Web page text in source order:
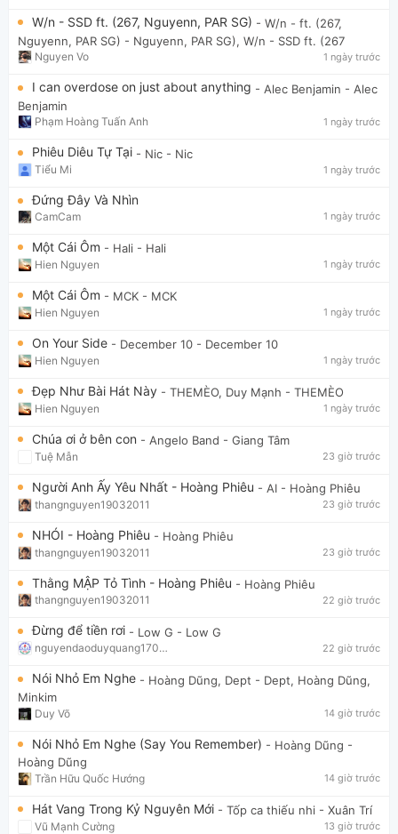
W/n - SSD ft. (267, Nguyenn, PAR SG) - W/n - ft. (267,
Nguyenn, PAR SG) - Nguyenn, PAR SG), W/n - SSD ft. (267
Nguyen Vo 1 ngày trước
I can overdose on just about anything - Alec Benjamin - Alec
Benjamin
Phạm Hoàng Tuấn Anh 1 ngày trước
Phiêu Diêu Tự Tại - Nic - Nic
Tiểu Mi 1 ngày trước
Đứng Đây Và Nhìn
CamCam 1 ngày trước
Một Cái Ôm - Hali - Hali
Hien Nguyen 1 ngày trước
Một Cái Ôm - MCK - MCK
Hien Nguyen 1 ngày trước
On Your Side - December 10 - December 10
Hien Nguyen 1 ngày trước
Đẹp Như Bài Hát Này - THEMÈO, Duy Mạnh - THEMÈO
Hien Nguyen 1 ngày trước
Chúa ơi ở bên con - Angelo Band - Giang Tâm
Tuệ Mẫn 23 giờ trước
Người Anh Ấy Yêu Nhất - Hoàng Phiêu - AI - Hoàng Phiêu
thangnguyen19032011 23 giờ trước
NHÓI - Hoàng Phiêu - Hoàng Phiêu
thangnguyen19032011 23 giờ trước
Thằng MẬP Tỏ Tình - Hoàng Phiêu - Hoàng Phiêu
thangnguyen19032011 22 giờ trước
Đừng để tiền rơi - Low G - Low G
nguyendaoduyquang17021 22 giờ trước
Nói Nhỏ Em Nghe - Hoàng Dũng, Dept - Dept, Hoàng Dũng,
Minkim
Duy Võ 14 giờ trước
Nói Nhỏ Em Nghe (Say You Remember) - Hoàng Dũng -
Hoàng Dũng
Trần Hữu Quốc Hướng 14 giờ trước
Hát Vang Trong Kỷ Nguyên Mới - Tốp ca thiếu nhi - Xuân Trí
Vũ Mạnh Cường 13 giờ trước